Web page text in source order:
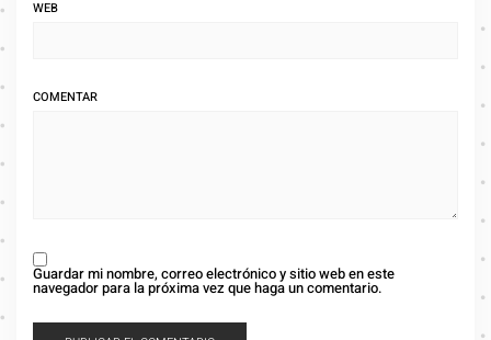
WEB
COMENTAR
Guardar mi nombre, correo electrónico y sitio web en este
navegador para la próxima vez que haga un comentario.